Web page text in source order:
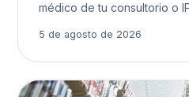
médico de tu consultorio o
5 de agosto de 2026